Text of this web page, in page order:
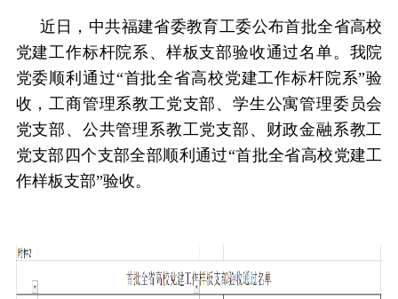
近 日，中共福建省委教育工委公布首批全省高校
党建工作标杆院系、样板支部验收通过名单。我院
党委顺利通过“首批全省高校党建工作标杆院系”验
收，工商管理系教工党支部、学生公寓管理委员会
党支部、公共管理系教工党支部、财政金融系教工
党支部四个支部全部顺利通过“首批全省高校党建工
作样板支部”验收。